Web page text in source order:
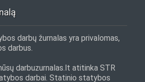
darbų žurnalas yra privalomas,
darbus.
darbuzurnalas.lt atitinka STR
darbai. Statinio statybos